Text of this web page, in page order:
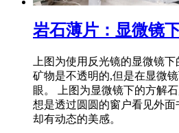
岩石薄片：显微镜
上图为使用反光镜的显微镜
矿物是不透明的,但是在显微
眼。 上图为显微镜下的方解
想是透过圆圆的窗户看见外
却有动态的美感。